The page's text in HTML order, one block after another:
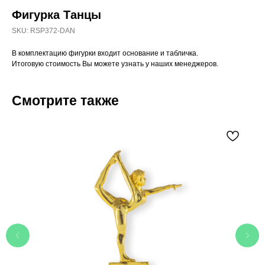
Фигурка Танцы
SKU: RSP372-DAN
В комплектацию фигурки входит основание и табличка.
Итоговую стоимость Вы можете узнать у наших менеджеров.
Смотрите также